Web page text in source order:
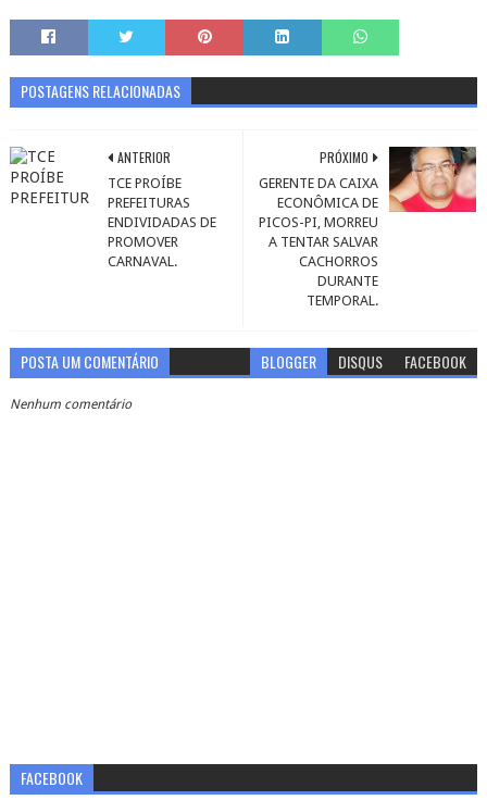
POSTAGENS RELACIONADAS
PRÓXIMO
GERENTE DA CAIXA
ECONÔMICA DE
PICOS-PI, MORREU
A TENTAR SALVAR
CACHORROS
DURANTE
TEMPORAL.
ANTERIOR
TCE PROÍBE
PREFEITURAS
ENDIVIDADAS DE
PROMOVER
CARNAVAL.
POSTA UM COMENTÁRIO BLOGGER DISQUS FACEBOOK
Nenhum comentário
FACEBOOK